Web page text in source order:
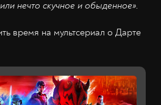
нечто скучное и обыденное».
время на мультсериал о Дарте